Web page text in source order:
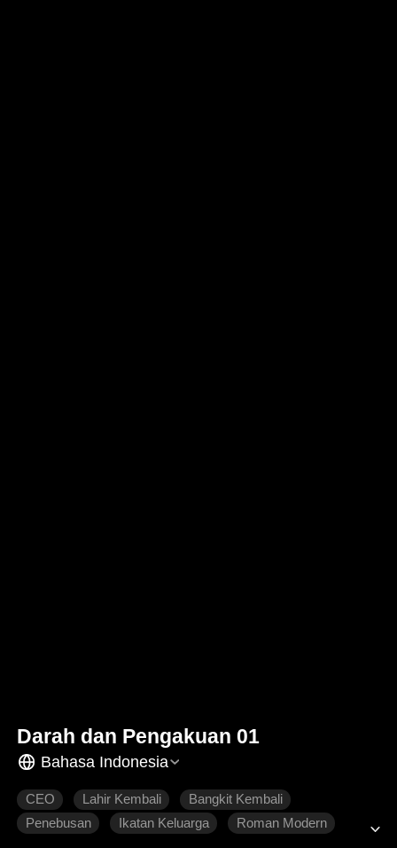
Darah dan Pengakuan 01
Bahasa Indonesia
CEO Lahir Kembali
Bangkit Kembali
Penebusan
Ikatan Keluarga Roman Modern